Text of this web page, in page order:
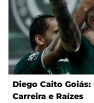
Diego Caito Goiás:
Carreira e Raízes